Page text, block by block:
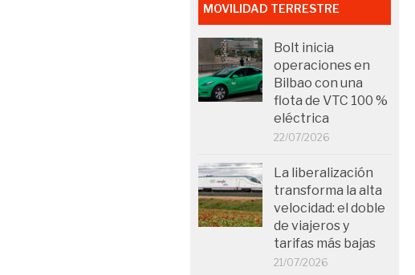
MOVILIDAD TERRESTRE
Bolt inicia
operaciones en
Bilbao con una
flota de VTC 100 %
eléctrica
22/07/2026
La liberalización
transforma la alta
velocidad: el doble
de viajeros y
tarifas más bajas
21/07/2026